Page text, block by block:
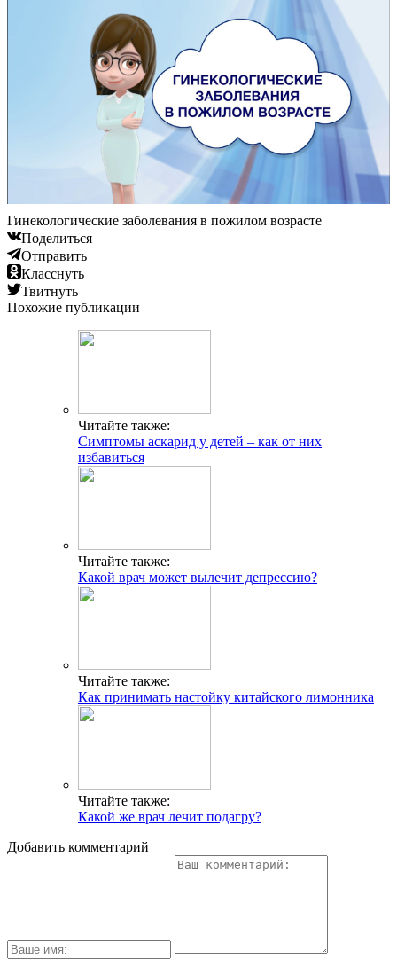
Гинекологические заболевания в пожилом возрасте
Поделиться
Отправить
Класснуть
Твитнуть
Похожие публикации
Читайте также:
Симптомы аскарид у детей – как от них
избавиться
Читайте также:
Какой врач может вылечит депрессию?
Читайте также:
Как принимать настойку китайского лимонника
Читайте также:
Какой же врач лечит подагру?
Добавить комментарий